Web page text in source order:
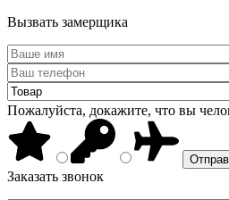
Вызвать замерщика
Пожалуйста, докажите, что вы
Заказать звонок